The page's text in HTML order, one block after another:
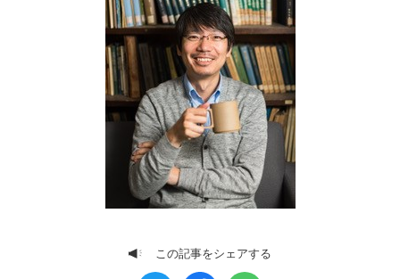
この記事をシェアする